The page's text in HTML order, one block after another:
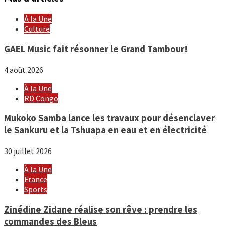
À la Une
Culture
GAEL Music fait résonner le Grand Tambour!
4 août 2026
À la Une
RD Congo
Mukoko Samba lance les travaux pour désenclaver
le Sankuru et la Tshuapa en eau et en électricité
30 juillet 2026
À la Une
France
Sports
Zinédine Zidane réalise son rêve : prendre les
commandes des Bleus